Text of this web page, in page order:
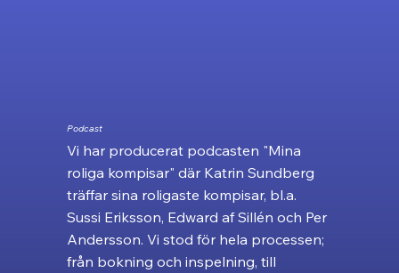
Podcast
Vi har producerat podcasten "Mina
roliga kompisar" där Katrin Sundberg
träffar sina roligaste kompisar, bl.a.
Sussi Eriksson, Edward af Sillén och Per
Andersson. Vi stod för hela processen;
från bokning och inspelning, till